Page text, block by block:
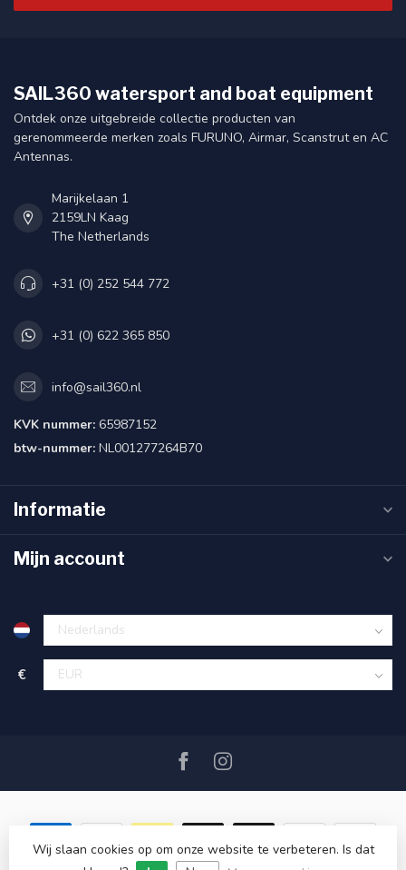
SAIL360 watersport and boat equipment
Ontdek onze uitgebreide collectie producten van
gerenommeerde merken zoals FURUNO, Airmar, Scanstrut en AC
Antennas.
Marijkelaan 1
2159LN Kaag
The Netherlands
+31 (0) 252 544 772
+31 (0) 622 365 850
info@sail360.nl
KVK nummer: 65987152
btw-nummer: NL001277264B70
Informatie
Mijn account
€
Wij slaan cookies op om onze website te verbeteren. Is dat